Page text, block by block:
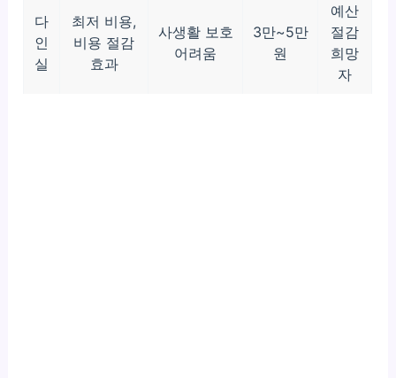
다
인
실
최저 비용,
비용 절감
효과
사생활 보호
어려움
3만~5만
원
예산
절감
희망
자